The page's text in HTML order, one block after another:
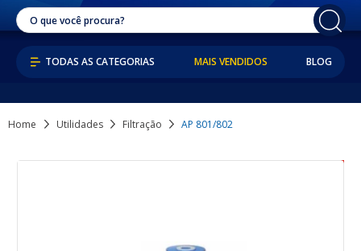
MAIS VENDIDOS BLOG
Home Utilidades Filtração AP 801/802